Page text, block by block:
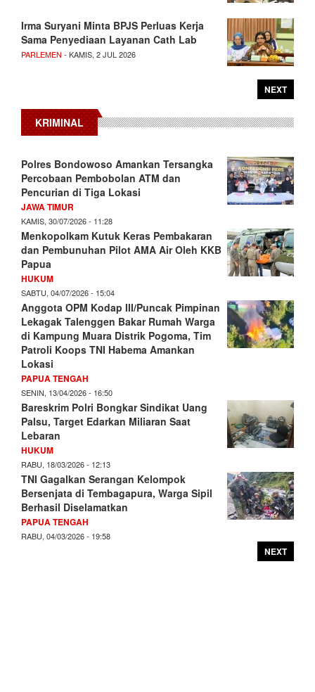
Irma Suryani Minta BPJS Perluas Kerja
Sama Penyediaan Layanan Cath Lab
PARLEMEN - KAMIS, 2 JUL 2026
NEXT
KRIMINAL
Polres Bondowoso Amankan Tersangka
Percobaan Pembobolan ATM dan
Pencurian di Tiga Lokasi
JAWA TIMUR
KAMIS, 30/07/2026 - 11:28
Menkopolkam Kutuk Keras Pembakaran
dan Pembunuhan Pilot AMA Air Oleh KKB
Papua
HUKUM
SABTU, 04/07/2026 - 15:04
Anggota OPM Kodap III/Puncak Pimpinan
Lekagak Talenggen Bakar Rumah Warga
di Kampung Muara Distrik Pogoma, Tim
Patroli Koops TNI Habema Amankan
Lokasi
PAPUA TENGAH
SENIN, 13/04/2026 - 16:50
Bareskrim Polri Bongkar Sindikat Uang
Palsu, Target Edarkan Miliaran Saat
Lebaran
HUKUM
RABU, 18/03/2026 - 12:13
TNI Gagalkan Serangan Kelompok
Bersenjata di Tembagapura, Warga Sipil
Berhasil Diselamatkan
PAPUA TENGAH
RABU, 04/03/2026 - 19:58
NEXT